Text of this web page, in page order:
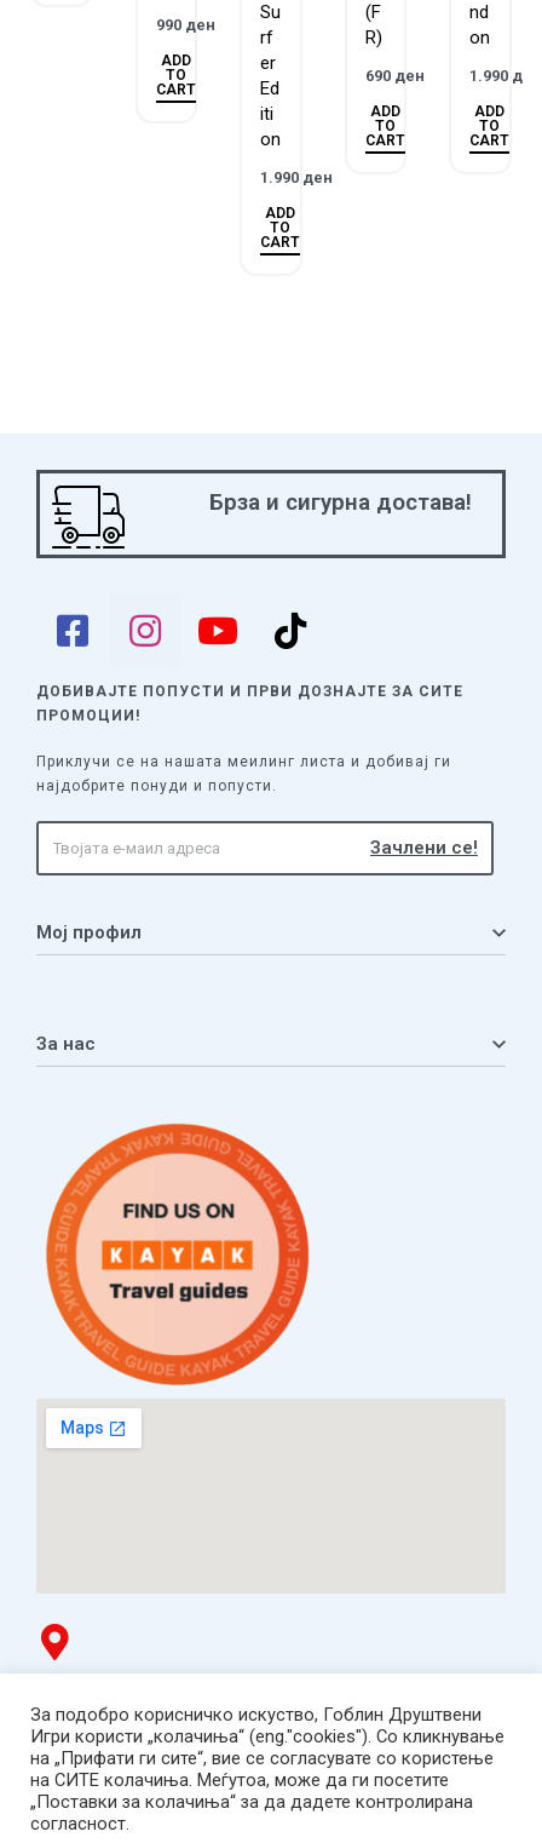
990 ден
ADD
TO
CART
Su
rf
er
Ed
iti
on
1.990 ден
ADD
TO
CART
(F
R)
690 ден
ADD
TO
CART
nd
on
1.990 ден
ADD
TO
CART
Брза и сигурна достава!
ДОБИВАЈТЕ ПОПУСТИ И ПРВИ ДОЗНАЈТЕ ЗА СИТЕ
ПРОМОЦИИ!
Приклучи се на нашата меилинг листа и добивај ги
најдобрите понуди и попусти.
Мој профил
Листа на желби
За нас
Услови за плаќање и испорака
Наши партнери
ТЦ Буњаковец - 1. кат, Скопје.
Tел: 078 669 482
Работно време: пон-пет 12:00-19:00 /саб 12:00-17:00
2001-2026 Goblin Games, All Rights Reserved.
Гоблин ДОО, Скопје. Даночен број:
За подобро корисничко искуство, Гоблин Друштвени
Игри користи „колачиња“ (eng."cookies"). Со кликнување
на „Прифати ги сите“, вие се согласувате со користење
на СИТЕ колачиња. Меѓутоа, може да ги посетите
„Поставки за колачиња“ за да дадете контролирана
согласност.